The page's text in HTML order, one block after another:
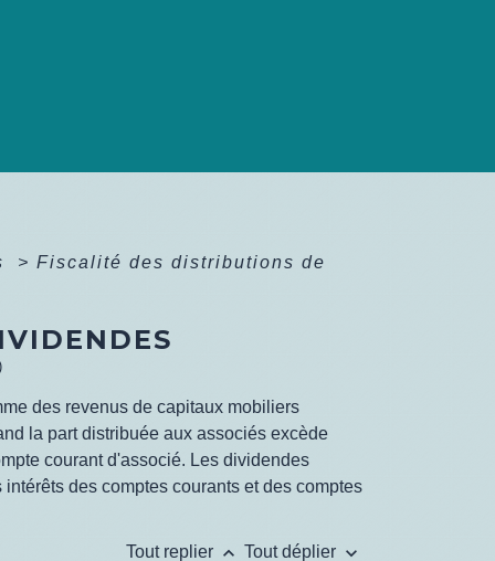
> Fiscalité des distributions de
des revenus de capitaux mobiliers
la part distribuée aux associés excède
courant d'associé. Les dividendes
des comptes courants et des comptes
Tout replier keyboard_arrow_up Tout déplier keyboard_arrow_down